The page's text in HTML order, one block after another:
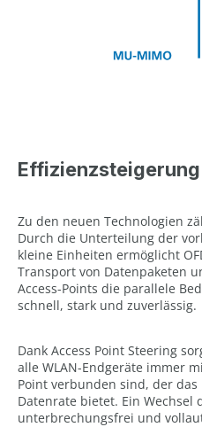
Effizienzsteigerung
Zu den neuen Technologien
Durch die Unterteilung der
kleine Einheiten ermöglicht
Transport von Datenpaketen
Access-Points die parallele
schnell, stark und zuverlässig.
Dank Access Point Steering
alle WLAN-Endgeräte immer
Point verbunden sind, der
Datenrate bietet. Ein Wechsel
unterbrechungsfrei und